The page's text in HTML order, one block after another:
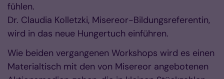
fühlen.
Dr. Claudia Kolletzki, Misereor-Bildungsreferentin,
wird in das neue Hungertuch einführen.
Wie beiden vergangenen Workshops wird es einen
Materialtisch mit den von Misereor angebotenen